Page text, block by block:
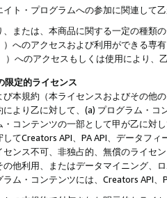
ト・プログラムへの参加に関連して
、または、本商品に関する一定の種類
）へのアクセスおよび利用ができる専
）へのアクセスもしくは使用により
限定的ライセンス
本規約（本ライセンスおよびその他
より乙に対して、(a) プログラム・
コンテンツの一部として甲が乙に対
てCreators API、PA API、データフ
ンス不可、非独占的、無償のライセ
他利用、またはデータマイニング、
ム・コンテンツには、Creators API